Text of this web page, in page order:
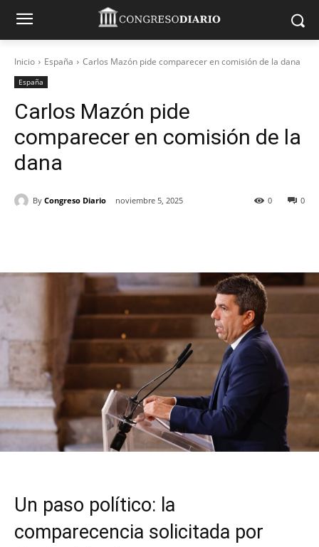
Inicio España Carlos Mazón pide comparecer en comisión de la dana
España
Carlos Mazón pide
comparecer en comisión de la
dana
By Congreso Diario noviembre 5, 2025 0
0
Un paso político: la
comparecencia solicitada por